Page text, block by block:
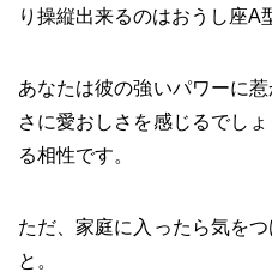
り操縦出来るのはおうし座A
あなたは彼の強いパワーに
さに愛おしさを感じるでし
る相性です。
ただ、家庭に入ったら気を
と。